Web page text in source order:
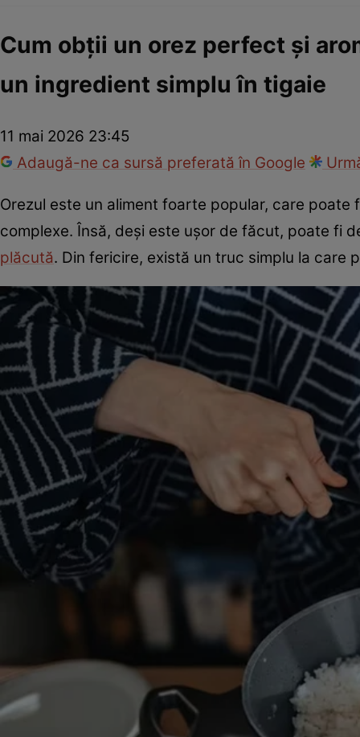
Cum obții un orez perfect și
un ingredient simplu în tigaie
11 mai 2026 23:45
Adaugă-ne ca sursă preferată în Google
Orezul este un aliment foarte popular, care
complexe. Însă, deși este ușor de făcut, poate fi
plăcută. Din fericire, există un truc simplu la care